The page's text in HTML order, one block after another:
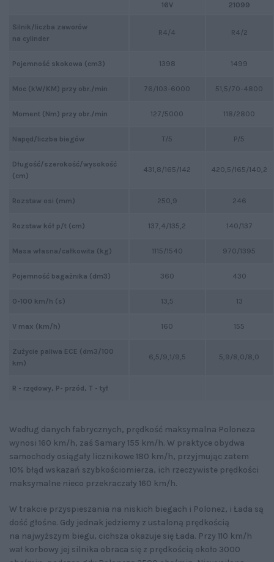
16V
21099
R4/4 R4/2
1398 1499
76/103-6000 51,5/70-4800
127/5000 118/2800
T/5 P/5
431,8/165/142 420,5/165/140,2
250,9 246
137,4/135,2 140/137
1115/1540 970/1395
360 430
13,5 13
160 155
6,5/9,1/9,5 5,9/8,0/8,0
Silnik/liczba zaworów
na cylinder
Pojemność skokowa (cm3)
Moc (kW/KM) przy obr./min
Moment (Nm) przy obr./min
Napęd/liczba biegów
Długość/szerokość/wysokość
(cm)
Rozstaw osi (mm)
Rozstaw kół p/t (cm)
Masa własna/całkowita (kg)
Pojemność bagażnika (dm3)
0-100 km/h (s)
V max (km/h)
Zużycie paliwa ECE (dm3/100
km)
R - rzędowy, P- przód, T - tył
Według danych fabrycznych, prędkość maksymalna Poloneza
wynosi 160 km/h, zaś Samary 155 km/h. W praktyce obydwa
samochody osiągały licznikowe 180 km/h, przyjmując zatem
10% błąd wskazań szybkościomierza, ich rzeczywiste prędkości
maksymalne nieco przekraczały 160 km/h.
W trakcie przyspieszania na niskich biegach i Polonez, i Łada są
dość głośne. Gdy jednak jedziemy z ustaloną prędkością
na najwyższym biegu, cichsza okazuje się Łada. Przy 110 km/h
wał korbowy jej silnika obraca się z prędkością około 3000